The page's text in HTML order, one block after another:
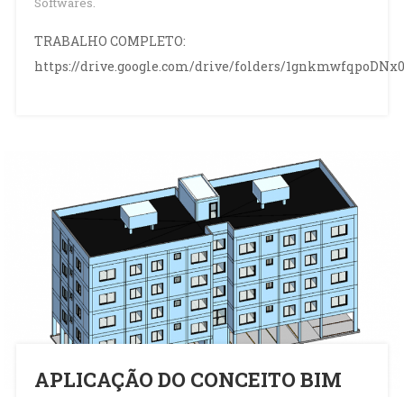
TRABALHO COMPLETO:
https://drive.google.com/drive/folders/
APLICAÇÃO DO CONCEITO BIM